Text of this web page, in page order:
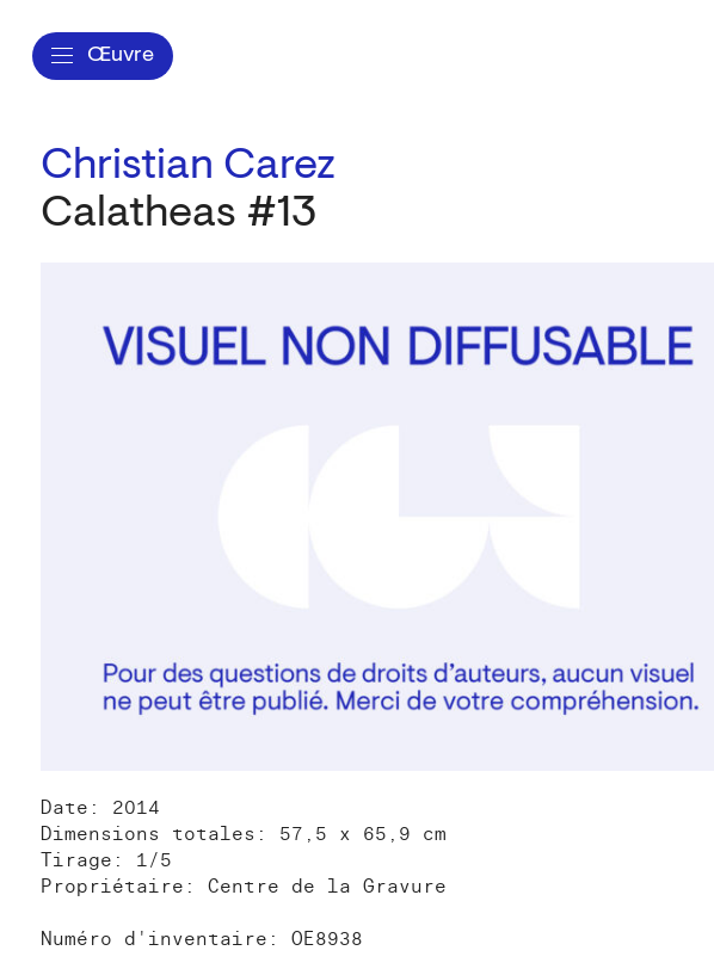
Œuvre
Christian Carez
Calatheas #13
Date: 2014
Dimensions totales: 57,5 x 65,9 cm
Tirage: 1/5
Propriétaire: Centre de la Gravure
Numéro d'inventaire: OE8938